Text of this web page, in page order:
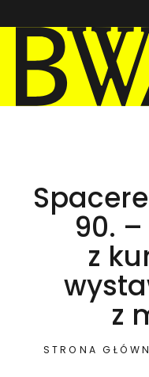
BWA Wrocław
Galerie Sztuki
90.
z
z
STRONA